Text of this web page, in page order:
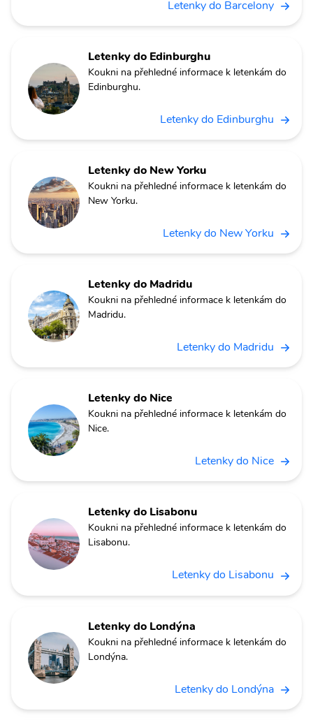
Letenky do Barcelony
Letenky do Edinburghu
Koukni na přehledné informace k letenkám do
Edinburghu.
Letenky do Edinburghu
Letenky do New Yorku
Koukni na přehledné informace k letenkám do
New Yorku.
Letenky do New Yorku
Letenky do Madridu
Koukni na přehledné informace k letenkám do
Madridu.
Letenky do Madridu
Letenky do Nice
Koukni na přehledné informace k letenkám do
Nice.
Letenky do Nice
Letenky do Lisabonu
Koukni na přehledné informace k letenkám do
Lisabonu.
Letenky do Lisabonu
Letenky do Londýna
Koukni na přehledné informace k letenkám do
Londýna.
Letenky do Londýna